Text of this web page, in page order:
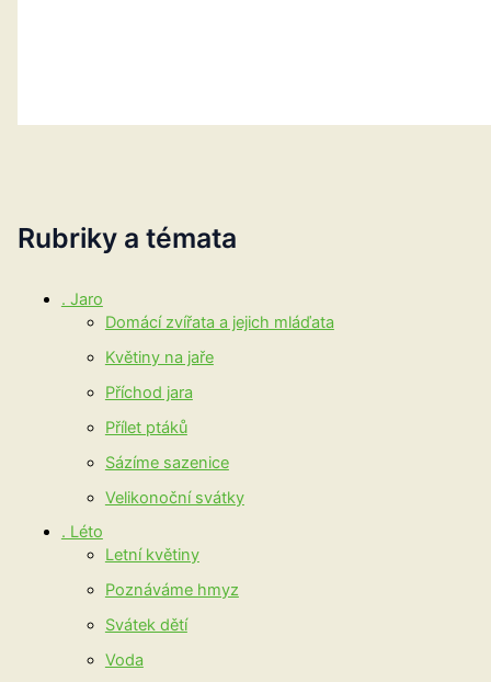
Rubriky a témata
. Jaro
Domácí zvířata a jejich mláďata
Květiny na jaře
Příchod jara
Přílet ptáků
Sázíme sazenice
Velikonoční svátky
. Léto
Letní květiny
Poznáváme hmyz
Svátek dětí
Voda